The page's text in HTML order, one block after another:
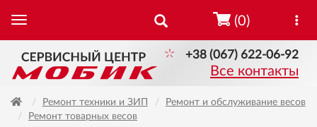
+38 (067) 622-06-92
Все контакты
(0)
Ремонт техники и ЗИП
Ремонт и обслуживание весов
Ремонт товарных весов